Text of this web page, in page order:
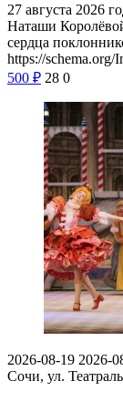
27 августа 2026
Наташи
сердца
https://schema.org/
500 ₽ 28 0
2026-08-19 2026-
Сочи, ул.